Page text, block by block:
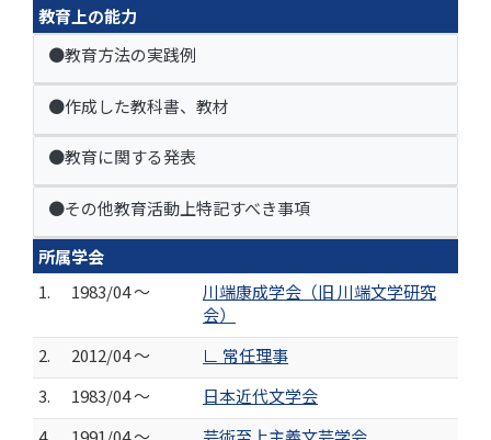
教育上の能力
●教育方法の実践例
●作成した教科書、教材
●教育に関する発表
●その他教育活動上特記すべき事項
所属学会
1.
1983/04 ～
川端康成学会（旧 川端文学研究
会）
2.
2012/04 ～
∟ 常任理事
3.
1983/04 ～
日本近代文学会